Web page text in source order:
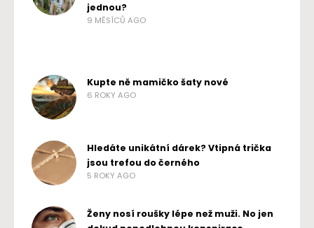
jednou?
9 MĚSÍCŮ AGO
Kupte ně mamičko šaty nové
6 ROKY AGO
Hledáte unikátní dárek? Vtipná trička
jsou trefou do černého
5 ROKY AGO
Ženy nosí roušky lépe než muži. No jen